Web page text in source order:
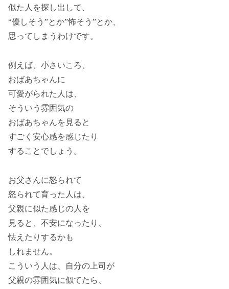
似た人を探し出して、
“優しそう”とか”怖そう”とか、
思ってしまうわけです。
例えば、小さいころ、
おばあちゃんに
可愛がられた人は、
そういう雰囲気の
おばあちゃんを見ると
すごく安心感を感じたり
することでしょう。
お父さんに怒られて
怒られて育った人は、
父親に似た感じの人を
見ると、不安になったり、
怯えたりするかも
しれません。
こういう人は、自分の上司が
父親の雰囲気に似てたら、